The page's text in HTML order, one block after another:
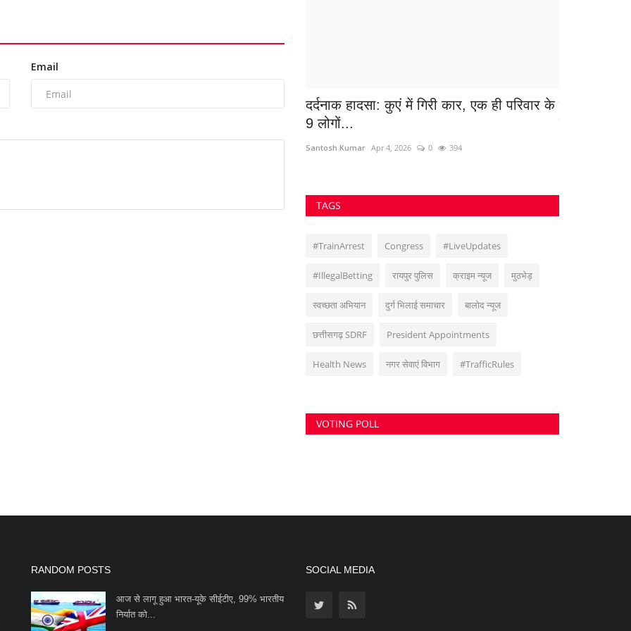
Email
का
अनियंत्रित होकर शवनाथ नदी में गिरी कार, बैंक
दर्दनाक हादसा: कुएं में गिरी कार, एक ही परिवार के
9 लोगों...
Santosh Kumar Apr 4, 2026 0 394
TAGS
#TrainArrest Congress #LiveUpdates
#IllegalBetting रायपुर पुलिस क्राइम न्यूज मुठभेड़
स्वच्छता अभियान दुर्ग भिलाई समाचार बालोद न्यूज
छत्तीसगढ़ SDRF President Appointments
Health News नगर सेवाएं विभाग #TrafficRules
VOTING POLL
RANDOM POSTS
आज से लागू हुआ भारत-यूके सीईटीए, 99% भारतीय
निर्यात को...
SOCIAL MEDIA